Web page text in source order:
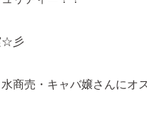
☆彡
商売・キャバ嬢さんにオ